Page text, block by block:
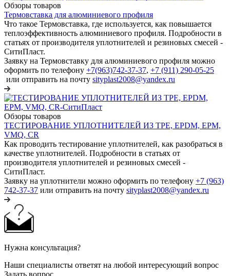
Обзоры товаров
Термовставка для алюминиевого профиля
Что такое Термовставка, где используется, как повышается
теплоэффективность алюминиевого профиля. Подробности в
статьях от производителя уплотнителей и резиновых смесей -
СитиПласт.
Заявку на Термовставку для алюминиевого профиля можно
оформить по телефону +7(963)742-37-37, +7 (911) 290-05-25
или отправить на почту sityplast2008@yandex.ru
Обзоры товаров
ТЕСТИРОВАНИЕ УПЛОТНИТЕЛЕЙ ИЗ TPE, EPDM, EPM,
VMQ, CR
Как проводить тестирование уплотнителей, как разобраться в
качестве уплотнителей. Подробности в статьях от
производителя уплотнителей и резиновых смесей -
СитиПласт.
Заявку на уплотнители можно оформить по телефону +7 (963)
742-37-37 или отправить на почту sityplast2008@yandex.ru
Нужна консультация?
Наши специалисты ответят на любой интересующий вопрос
Задать вопрос